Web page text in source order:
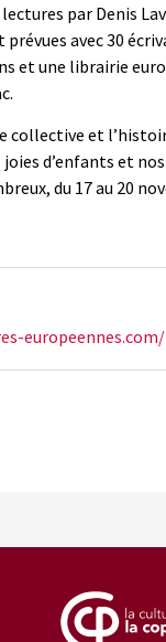
par Denis
avec 30
et une librairie
collective et
d’enfants et
du 17 au 20